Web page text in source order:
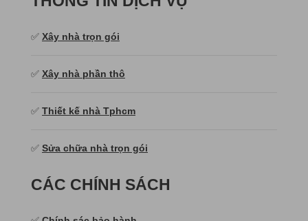
✅ Xây nhà trọn gói
✅ Xây nhà phần thô
✅ Thiết kế nhà Tphcm
✅ Sửa chữa nhà trọn gói
CÁC CHÍNH SÁCH